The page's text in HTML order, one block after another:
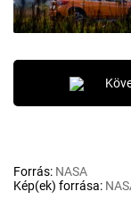
Forrás: NASA
Kép(ek) forrása: